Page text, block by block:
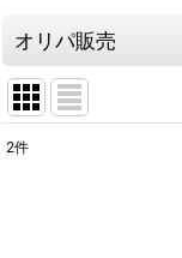
オリパ販売
2件